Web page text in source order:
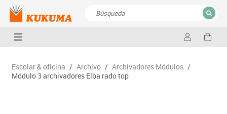
CERRAR
Escolar & oficina / Archivo / Archivadores Módulos /
Módulo 3 archivadores Elba rado top